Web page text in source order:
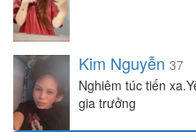
Kim Nguyễn 37
Nghiêm túc tiến
gia trưởng